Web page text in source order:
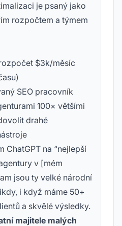
je psaný jako
rozpočtem a týmem
$3k/měsíc
SEO pracovník
100× většími
drahé
ChatGPT na “nejlepší
v [mém
jsou ty velké národní
i když máme 50+
a skvělé výsledky.
majitele malých